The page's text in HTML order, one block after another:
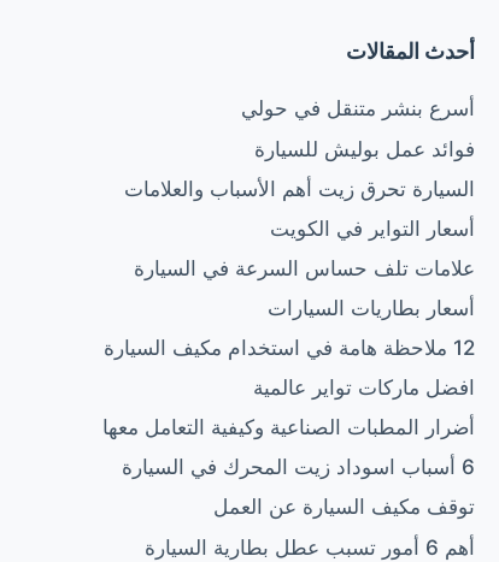
أحدث المقالات
أسرع بنشر متنقل في حولي
فوائد عمل بوليش للسيارة
السيارة تحرق زيت أهم الأسباب والعلامات
أسعار التواير في الكويت
علامات تلف حساس السرعة في السيارة
أسعار بطاريات السيارات
12 ملاحظة هامة في استخدام مكيف السيارة
افضل ماركات تواير عالمية
أضرار المطبات الصناعية وكيفية التعامل معها
6 أسباب اسوداد زيت المحرك في السيارة
توقف مكيف السيارة عن العمل
أهم 6 أمور تسبب عطل بطارية السيارة